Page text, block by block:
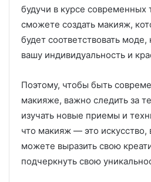
будучи в курсе современных
сможете создать макияж,
будет соответствовать
вашу индивидуальность и
Поэтому, чтобы быть
макияже, важно следить за
изучать новые приемы и
что макияж — это искусство,
можете выразить свою
подчеркнуть свою